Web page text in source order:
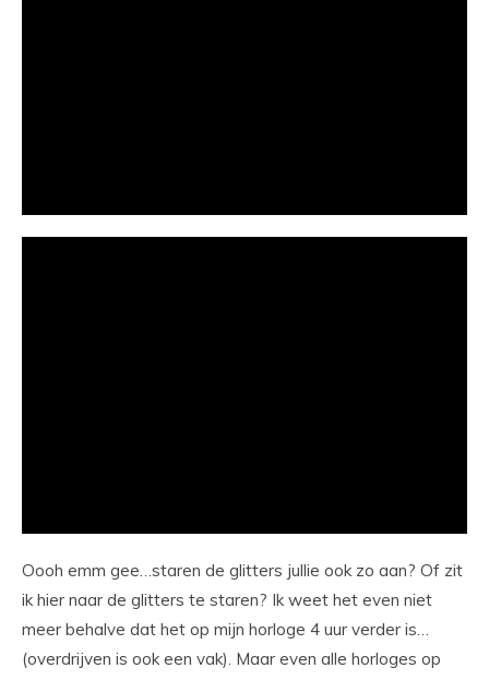
Oooh emm gee…staren de glitters jullie ook zo aan? Of zit
ik hier naar de glitters te staren? Ik weet het even niet
meer behalve dat het op mijn horloge 4 uur verder is…
(overdrijven is ook een vak). Maar even alle horloges op